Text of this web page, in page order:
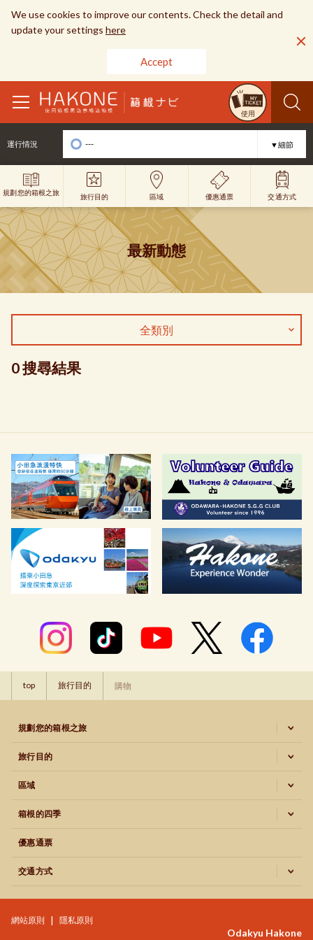
We use cookies to improve our contents. Check the detail and
update your settings here
Accept
使用
toggle
navigation
運行情況 --- ▼細節
規劃您的箱根之旅 旅行目的 區域 優惠通票 交通方式
最新動態
全類別
0 搜尋結果
top 旅行目的 購物
規劃您的箱根之旅
旅行目的
區域
箱根的四季
優惠通票
交通方式
網站原則 隱私原則
Odakyu Hakone